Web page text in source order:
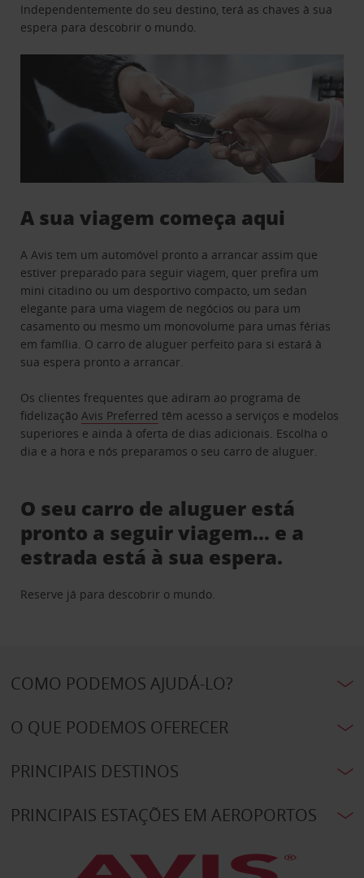
Independentemente do seu destino, terá as chaves à sua
espera para descobrir o mundo.
A sua viagem começa aqui
A Avis tem um automóvel pronto a arrancar assim que
estiver preparado para seguir viagem, quer prefira um
mini citadino ou um desportivo compacto, um sedan
elegante para uma viagem de negócios ou para um
casamento ou mesmo um monovolume para umas férias
em família. O carro de aluguer perfeito para si estará à
sua espera pronto a arrancar.
Os clientes frequentes que adiram ao programa de
fidelizaçãoAvis Preferred têm acesso a serviços e modelos
superiores e ainda à oferta de dias adicionais. Escolha o
dia e a hora e nós preparamos o seu carro de aluguer.
O seu carro de aluguer está
pronto a seguir viagem… e a
estrada está à sua espera.
Reserve já para descobrir o mundo.
COMO PODEMOS AJUDÁ-LO?
O QUE PODEMOS OFERECER
PRINCIPAIS DESTINOS
PRINCIPAIS ESTAÇÕES EM AEROPORTOS